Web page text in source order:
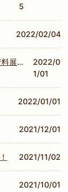
5
2022/02/04
共生」
2022/0
1/01
2022/01/01
2021/12/01
2021/11/02
2021/10/01